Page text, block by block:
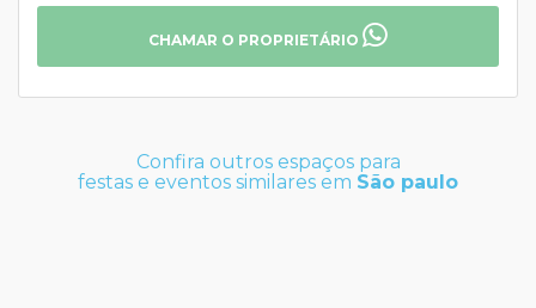
CHAMAR O PROPRIETÁRIO
Confira outros espaços para
festas e eventos similares em São paulo